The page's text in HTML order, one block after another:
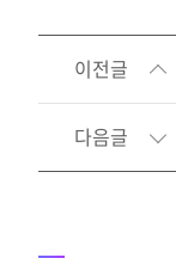
이전글
다음글